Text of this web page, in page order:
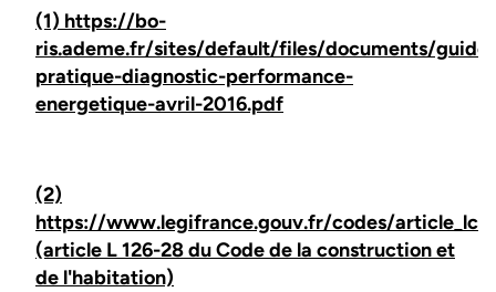
(1) https://bo-
ris.ademe.fr/sites/default/files/documents/guide-
pratique-diagnostic-performance-
energetique-avril-2016.pdf
(2)
https://www.legifrance.gouv.fr/codes/article_lc/
(article L 126-28 du Code de la construction et
de l'habitation)